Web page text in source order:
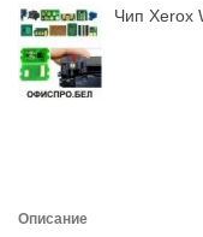
Чип Xerox
Описание